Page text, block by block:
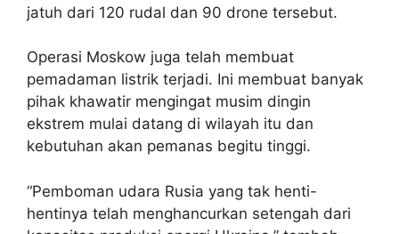
jatuh dari 120 rudal dan 90 drone tersebut.
Operasi Moskow juga telah membuat
pemadaman listrik terjadi. Ini membuat banyak
pihak khawatir mengingat musim dingin
ekstrem mulai datang di wilayah itu dan
kebutuhan akan pemanas begitu tinggi.
“Pemboman udara Rusia yang tak henti-
hentinya telah menghancurkan setengah dari